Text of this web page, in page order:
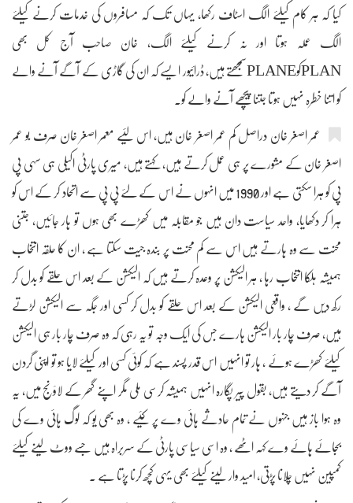
کیا کہ ہر کام کیلئے الگ اسٹاف رکھا، یہاں تک کہ مسافروں کی خدمات کرنے کیلئے
الگ عملہ ہوتا اور نہ کرنے کیلئے الگ، خان صاحب آج کل بھی
PLANکوPLANEسمجھتے ہیں، ڈرائیور ایسے کہ ان کی گاڑی کے آگے آنے والے
کو اتنا خطرہ نہیں ہوتا جتنا پیچھے آنے والے کو۔
عمر اصغر خان دراصل کم عمر اصغر خان ہیں، اس لئیے معمر اصغر خان صرف بو عمر
اصغر خان کے مشورے پر ہی عمل کرتے ہیں، کہتے ہیں، میری پارٹی اکیلی ہی سہی پی
پی کو ہرا سکتی ہے اور 1990 میں انہوں نے اس کے لئے پی پی سے اتحاد کر کے اس کو
ہرا کر دکھایا، واحد سیاست دان ہیں جو مقابلہ میں کھڑے بھی ہوں تو ہار جائیں، جتنی
محنت سے وہ ہارتے ہیں اس سے کم محنت پر بندہ جیت سکتا ہے ، ان کا حلقہ انتخاب
ہمیشہ ہلکا انتخاب رہا ، ہر الیکشن پر وعدہ کرتے ہیں کہ الیکشن کے بعد اس حلقے کو بدل کر
رکھ دیں گے ، واقعی الیکشن کے بعد اس حلقے کو بدل کر کسی اور جگہ سے الیکشن لڑتے
ہیں، صرف چار بار الیکشن ہارے جس کی ایک وجہ تو یہ رہی کہ وہ صرف چار بار ہی الیکشن
کیلئے کھڑے ہوئے ، ہار تو انہیں اس قدر پسند ہے کہ کوئی کسی اور کیلئے لایا ہو تو اپنی گردن
آگے کر دیتے ہیں، بقول پیر پگارہ انہیں ہمیشہ کرسی ملی مگر اپنے گھر کے لاؤنج میں، یہ
وہ ہوا باز ہیں جنہوں نے تمام حادثے ہائی وے پر کئیے ، وہ بھی یو کہ لوگ ہائی وے کی
بجائے ہائے وے کہہ اٹھے ، وہ اسی سیاسی پارٹی کے سربراہ ہیں جسے ووٹ لینے کیلئے
کمپین نہیں چلانا پڑتی، امید وار لینے کیلئے بھی یہی کچھ کرنا پڑتا ہے ۔